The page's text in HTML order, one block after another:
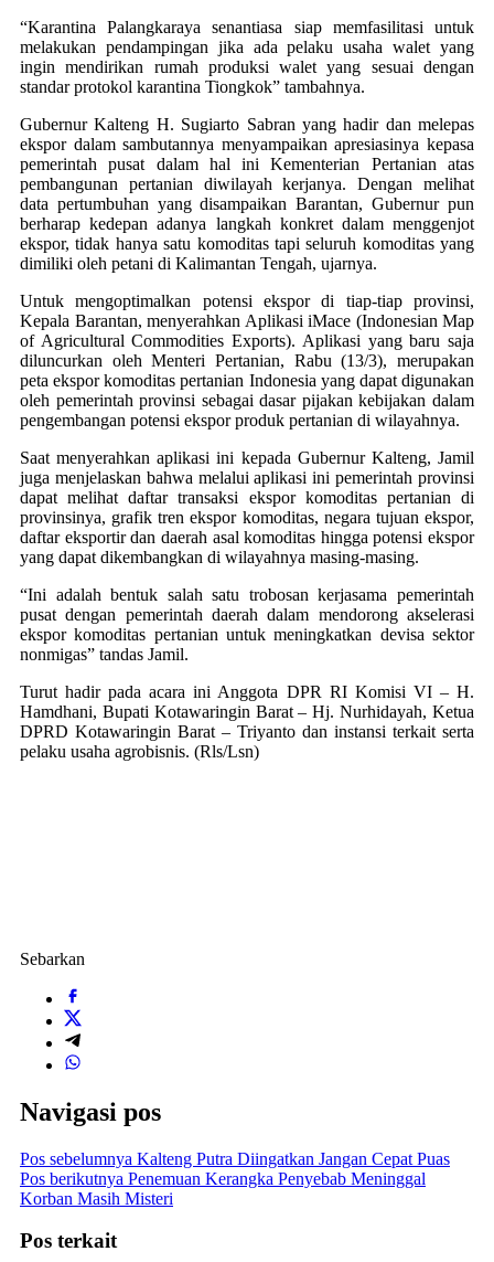
“Karantina Palangkaraya senantiasa siap memfasilitasi untuk
melakukan pendampingan jika ada pelaku usaha walet yang
ingin mendirikan rumah produksi walet yang sesuai dengan
standar protokol karantina Tiongkok” tambahnya.
Gubernur Kalteng H. Sugiarto Sabran yang hadir dan melepas
ekspor dalam sambutannya menyampaikan apresiasinya kepasa
pemerintah pusat dalam hal ini Kementerian Pertanian atas
pembangunan pertanian diwilayah kerjanya. Dengan melihat
data pertumbuhan yang disampaikan Barantan, Gubernur pun
berharap kedepan adanya langkah konkret dalam menggenjot
ekspor, tidak hanya satu komoditas tapi seluruh komoditas yang
dimiliki oleh petani di Kalimantan Tengah, ujarnya.
Untuk mengoptimalkan potensi ekspor di tiap-tiap provinsi,
Kepala Barantan, menyerahkan Aplikasi iMace (Indonesian Map
of Agricultural Commodities Exports). Aplikasi yang baru saja
diluncurkan oleh Menteri Pertanian, Rabu (13/3), merupakan
peta ekspor komoditas pertanian Indonesia yang dapat digunakan
oleh pemerintah provinsi sebagai dasar pijakan kebijakan dalam
pengembangan potensi ekspor produk pertanian di wilayahnya.
Saat menyerahkan aplikasi ini kepada Gubernur Kalteng, Jamil
juga menjelaskan bahwa melalui aplikasi ini pemerintah provinsi
dapat melihat daftar transaksi ekspor komoditas pertanian di
provinsinya, grafik tren ekspor komoditas, negara tujuan ekspor,
daftar eksportir dan daerah asal komoditas hingga potensi ekspor
yang dapat dikembangkan di wilayahnya masing-masing.
“Ini adalah bentuk salah satu trobosan kerjasama pemerintah
pusat dengan pemerintah daerah dalam mendorong akselerasi
ekspor komoditas pertanian untuk meningkatkan devisa sektor
nonmigas” tandas Jamil.
Turut hadir pada acara ini Anggota DPR RI Komisi VI – H.
Hamdhani, Bupati Kotawaringin Barat – Hj. Nurhidayah, Ketua
DPRD Kotawaringin Barat – Triyanto dan instansi terkait serta
pelaku usaha agrobisnis. (Rls/Lsn)
Sebarkan
Navigasi pos
Pos sebelumnya Kalteng Putra Diingatkan Jangan Cepat Puas
Pos berikutnya Penemuan Kerangka Penyebab Meninggal
Korban Masih Misteri
Pos terkait